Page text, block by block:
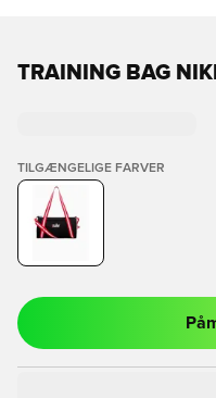
TRAINING BAG
TILGÆNGELIGE FARVER